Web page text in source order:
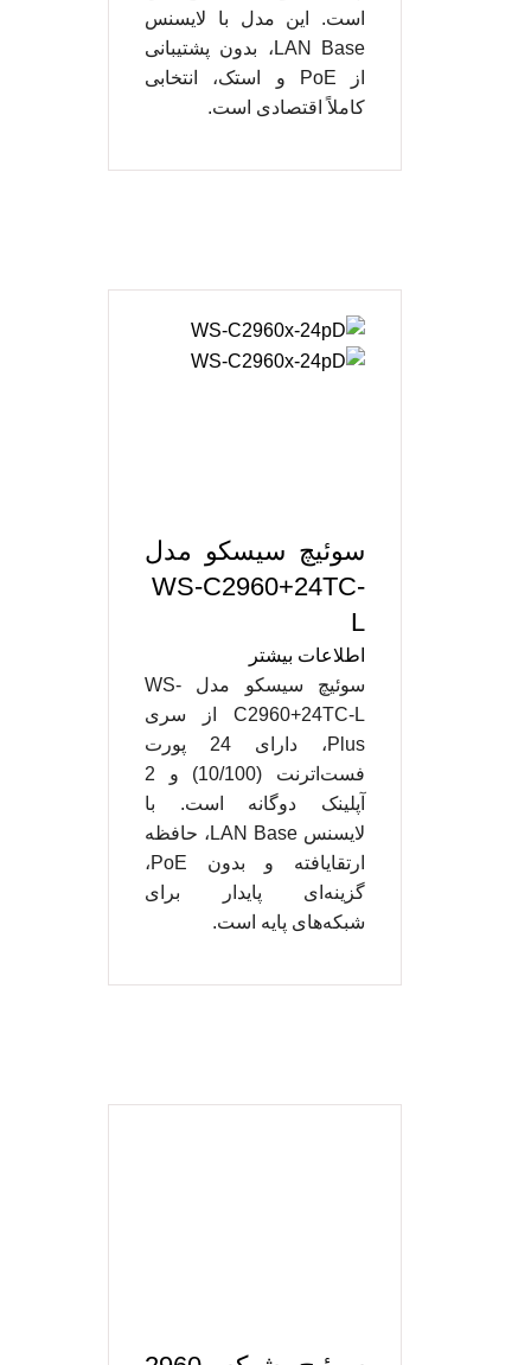
است. این مدل با لایسنس
LAN Base، بدون پشتیبانی
از PoE و استک، انتخابی
کاملاً اقتصادی است.
سوئیچ سیسکو مدل
WS-C2960+24TC-
L
اطلاعات بیشتر
سوئیچ سیسکو مدل WS-
C2960+24TC-L از سری
Plus، دارای 24 پورت
فست‌اترنت (10/100) و 2
آپلینک دوگانه است. با
لایسنس LAN Base، حافظه
ارتقایافته و بدون PoE،
گزینه‌ای پایدار برای
شبکه‌های پایه است.